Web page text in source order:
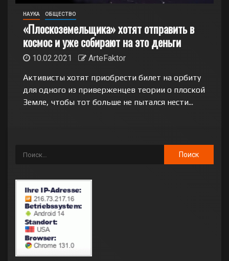
НАУКА ОБЩЕСТВО
«Плоскоземельщика» хотят отправить в
космос и уже собирают на это деньги
10.02.2021
ArteFaktor
Активисты хотят приобрести билет на орбиту
для одного из приверженцев теории о плоской
Земле, чтобы тот больше не пытался нести...